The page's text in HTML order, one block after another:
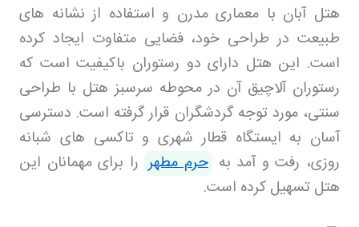
هتل آبان با معماری مدرن و استفاده از نشانه های
طبیعت در طراحی خود، فضایی متفاوت ایجاد کرده
است. این هتل دارای دو رستوران باکیفیت است که
رستوران آلاچیق آن در محوطه سرسبز هتل با طراحی
سنتی، مورد توجه گردشگران قرار گرفته است. دسترسی
آسان به ایستگاه قطار شهری و تاکسی های شبانه
روزی، رفت و آمد به حرم مطهر را برای مهمانان این
هتل تسهیل کرده است.